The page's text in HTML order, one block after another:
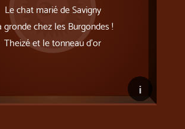
Le chat marié de Savigny
gronde chez les Burgondes !
Theizé et le tonneau d’or
i